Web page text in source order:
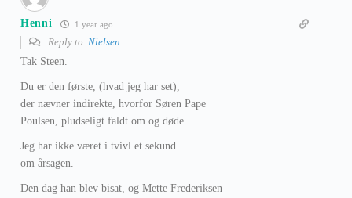
Henni 1 year ago
Reply to Nielsen
Tak Steen.
Du er den første, (hvad jeg har set),
der nævner indirekte, hvorfor Søren Pape
Poulsen, pludseligt faldt om og døde.
Jeg har ikke været i tvivl et sekund
om årsagen.
Den dag han blev bisat, og Mette Frederiksen